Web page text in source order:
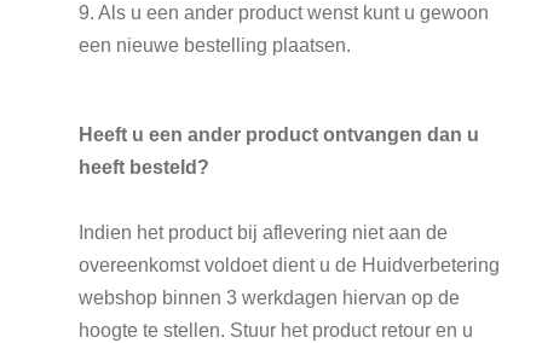
9. Als u een ander product wenst kunt u gewoon
een nieuwe bestelling plaatsen.
Heeft u een ander product ontvangen dan u
heeft besteld?
Indien het product bij aflevering niet aan de
overeenkomst voldoet dient u de Huidverbetering
webshop binnen 3 werkdagen hiervan op de
hoogte te stellen. Stuur het product retour en u